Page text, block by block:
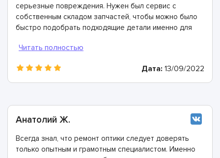
серьезные повреждения. Нужен был сервис с
собственным складом запчастей, чтобы можно было
быстро подобрать подходящие детали именно для
справились с задачей на отлично и на все работы
Дата: 13/09/2022
Анатолий Ж.
Всегда знал, что ремонт оптики следует доверять
только опытным и грамотным специалистом. Именно